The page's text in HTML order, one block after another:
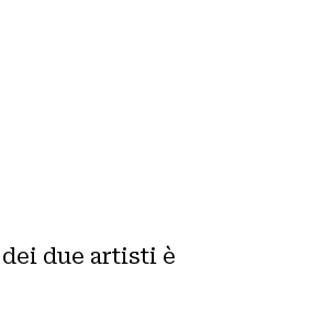
due artisti è